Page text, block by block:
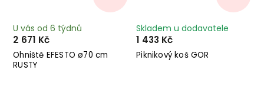
Ohniště EFESTO ø70 cm
RUSTY
U vás od 6 týdnů
2 671 Kč
Piknikový koš GOR
Skladem u dodavatele
1 433 Kč